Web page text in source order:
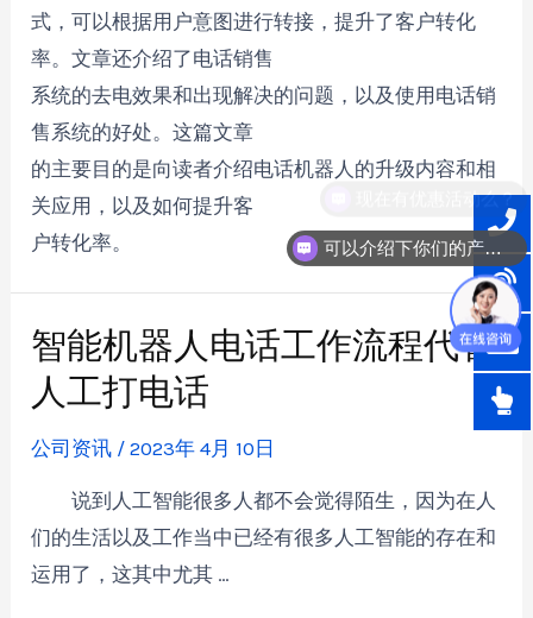
式，可以根据用户意图进行转接，提升了客户转化
率。文章还介绍了电话销售
系统的去电效果和出现解决的问题，以及使用电话销
售系统的好处。这篇文章
的主要目的是向读者介绍电话机器人的升级内容和相
关应用，以及如何提升客
户转化率。
智能机器人电话工作流程代替
人工打电话
公司资讯 /2023年 4月 10日
说到人工智能很多人都不会觉得陌生，因为在人
们的生活以及工作当中已经有很多人工智能的存在和
运用了，这其中尤其 …
可以介绍下你们的产品么？
现在有优惠活动么？